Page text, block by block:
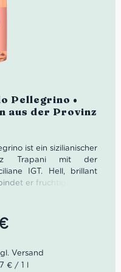
Pellegrino •
aus der Provinz
ist ein sizilianischer
Trapani mit der
IGT. Hell, brillant
er fruchtige Noten
Jasmin. Am Gaumen
und ausgewogen, mit
lebendigen
Küche, Fisch,
€ / 1 l